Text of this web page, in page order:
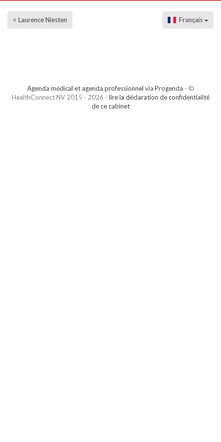
< Laurence Niesten Français
Agenda médical et agenda professionnel via Progenda - ©
HealthConnect NV 2015 - 2026 - lire la déclaration de confidentialité
de ce cabinet